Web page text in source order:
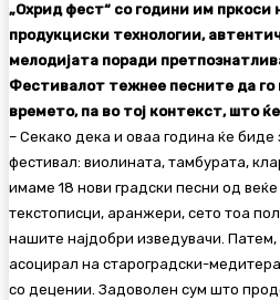
„Охрид фест“ со години им пркоси
продукциски технологии,
мелодијата поради
Фестивалот тежнее песните да
времето, па во тој контекст, што
– Секако дека и оваа година ќе биде
фестивал: виолината, тамбурата,
имаме 18 нови градски песни од
текстописци, аранжери, сето тоа
нашите најдобри изведувачи.
асоцирал на староградски-
со децении. Задоволен сум што